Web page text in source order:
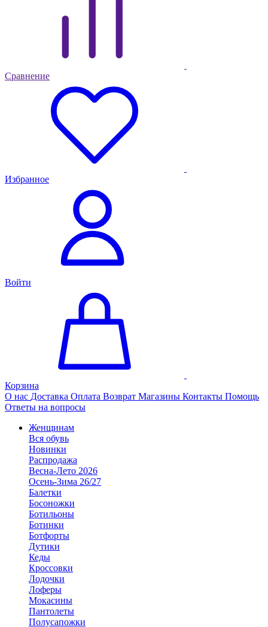
Сравнение
Избранное
Войти
Корзина
О нас Доставка Оплата Возврат Магазины Контакты Помощь
Ответы на вопросы
Женщинам
Вся обувь
Новинки
Распродажа
Весна-Лето 2026
Осень-Зима 26/27
Балетки
Босоножки
Ботильоны
Ботинки
Ботфорты
Дутики
Кеды
Кроссовки
Лодочки
Лоферы
Мокасины
Пантолеты
Полусапожки